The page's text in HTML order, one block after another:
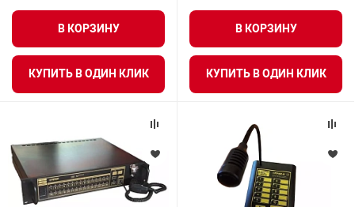
управления
и аналитики
периметра
В КОРЗИНУ
КУПИТЬ В ОДИН КЛИК
В КОРЗИНУ
КУПИТЬ В ОДИН КЛИК